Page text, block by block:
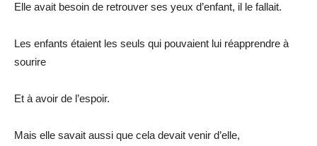
Elle avait besoin de retrouver ses yeux d’enfant, il le fallait.
Les enfants étaient les seuls qui pouvaient lui réapprendre à
sourire
Et à avoir de l’espoir.
Mais elle savait aussi que cela devait venir d’elle,